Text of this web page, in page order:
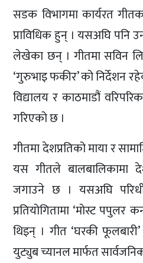
सडक विभागमा कार्यरत
प्राविधिक हुन् । यसअघि पनि
लेखेका छन् । गीतमा सविन
‘गुरुभाइ फकीर’ को निर्देशन
विद्यालय र काठमाडौं
गरिएको छ ।
गीतमा देशप्रतिको माया र
यस गीतले बालबालिकामा
जगाउने छ । यसअघि
प्रतियोगितामा ‘मोस्ट पपुलर
थिइन् । गीत ‘घरकी
युट्युब च्यानल मार्फत